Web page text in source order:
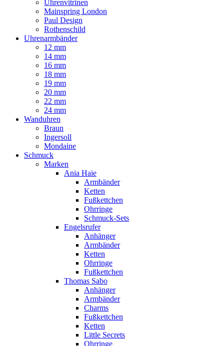
Uhrenvitrinen
Mainspring London
Paul Design
Rothenschild
Uhrenarmbänder
12 mm
14 mm
16 mm
18 mm
19 mm
20 mm
22 mm
24 mm
Wanduhren
Braun
Ingersoll
Mondaine
Schmuck
Marken
Ania Haie
Armbänder
Ketten
Fußkettchen
Ohrringe
Schmuck-Sets
Engelsrufer
Anhänger
Armbänder
Ketten
Ohrringe
Fußkettchen
Thomas Sabo
Anhänger
Armbänder
Charms
Fußkettchen
Ketten
Little Secrets
Ohrringe